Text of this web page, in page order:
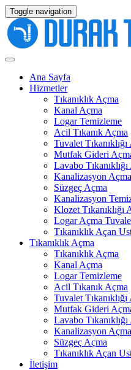
Toggle navigation
Ana Sayfa
Hizmetler
Tıkanıklık Açma
Kanal Açma
Logar Temizleme
Acil Tıkanık Açma
Tuvalet Tıkanıklığı
Mutfak Gideri
Lavabo
Kanalizasyon Açma
Süzgeç Açma
Kanalizasyon
Klozet Tıkanıklığı
Logar Açma
Tıkanıklık Açan
Tıkanıklık Açma
Tıkanıklık Açma
Kanal Açma
Logar Temizleme
Acil Tıkanık Açma
Tuvalet Tıkanıklığı
Mutfak Gideri
Lavabo
Kanalizasyon Açma
Süzgeç Açma
Tıkanıklık Açan
İletişim